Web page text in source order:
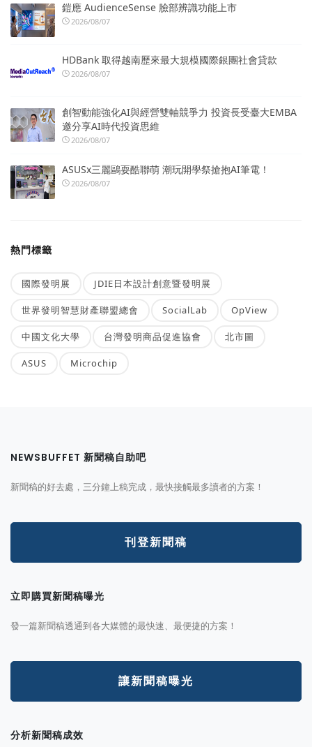
鎧應 AudienceSense 臉部辨識功能上市
2026/08/07
HDBank 取得越南歷來最大規模國際銀團社會貸款
2026/08/07
創智動能強化AI與經營雙軸競爭力 投資長受臺大EMBA
邀分享AI時代投資思維
2026/08/07
ASUSx三麗鷗耍酷聯萌 潮玩開學祭搶抱AI筆電！
2026/08/07
熱門標籤
國際發明展 JDIE日本設計創意暨發明展
世界發明智慧財產聯盟總會 SocialLab OpView
中國文化大學 台灣發明商品促進協會 北市圖
ASUS Microchip
NEWSBUFFET 新聞稿自助吧
新聞稿的好去處，三分鐘上稿完成，最快接觸最多讀者的方案！
刊登新聞稿
立即購買新聞稿曝光
發一篇新聞稿透通到各大媒體的最快速、最便捷的方案！
讓新聞稿曝光
分析新聞稿成效